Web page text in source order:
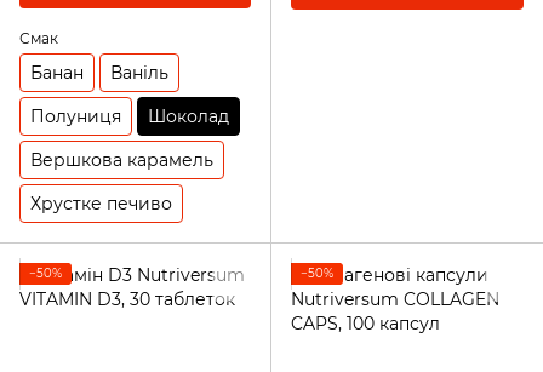
Смак
Банан
Ваніль
Полуниця
Шоколад
Вершкова карамель
Хрустке печиво
−50% −50%